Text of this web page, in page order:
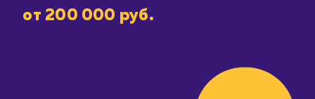
Ваши бизнес-процессы могут быть